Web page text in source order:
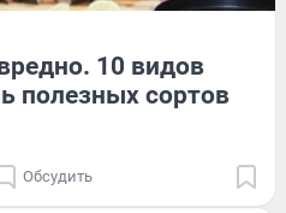
10 видов
полезных сортов
Обсудить